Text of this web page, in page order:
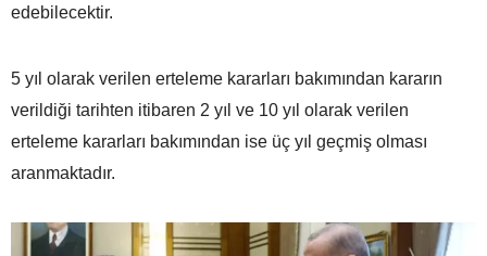
edebilecektir.
5 yıl olarak verilen erteleme kararları bakımından kararın
verildiği tarihten itibaren 2 yıl ve 10 yıl olarak verilen
erteleme kararları bakımından ise üç yıl geçmiş olması
aranmaktadır.